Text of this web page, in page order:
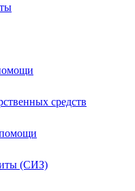
средств
(СИЗ)